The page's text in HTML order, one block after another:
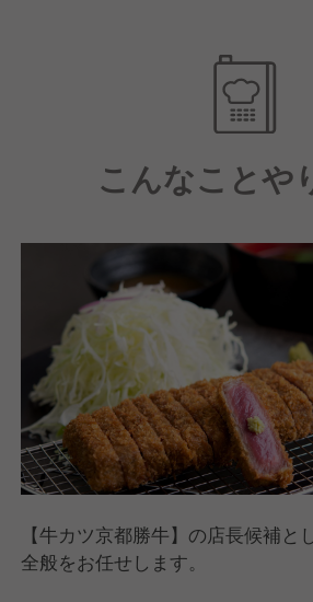
だれと薬味をご用意し、
お客様ごとに様々な形で牛カツを
こんなことや
【牛カツ京都勝牛】の店長候補と
全般をお任せします。